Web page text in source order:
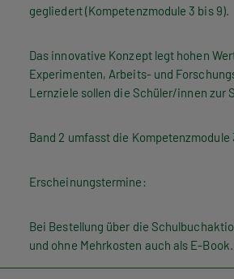
gegliedert (Kompetenzmodule 3 bis 9).
Das innovative Konzept legt hohen
Experimenten, Arbeits- und
Lernziele sollen die Schüler/innen zur
Band 2 umfasst die Kompetenzmodule
Erscheinungstermine:
Bei Bestellung über die
und ohne Mehrkosten auch als E-Book.